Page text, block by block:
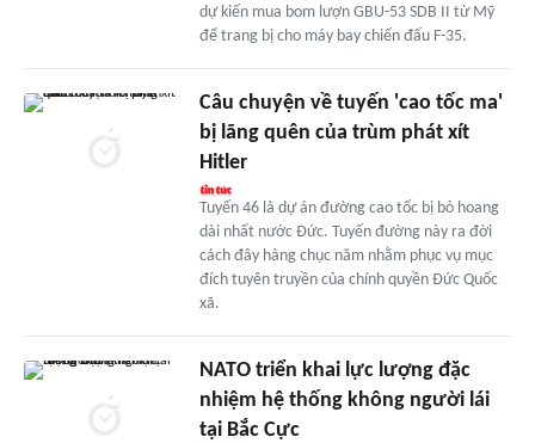
dự kiến mua bom lượn GBU-53 SDB II từ Mỹ
để trang bị cho máy bay chiến đấu F-35.
Câu chuyện về tuyến 'cao tốc ma'
bị lãng quên của trùm phát xít
Hitler
Tuyến 46 là dự án đường cao tốc bị bỏ hoang
dài nhất nước Đức. Tuyến đường này ra đời
cách đây hàng chục năm nhằm phục vụ mục
đích tuyên truyền của chính quyền Đức Quốc
xã.
NATO triển khai lực lượng đặc
nhiệm hệ thống không người lái
tại Bắc Cực